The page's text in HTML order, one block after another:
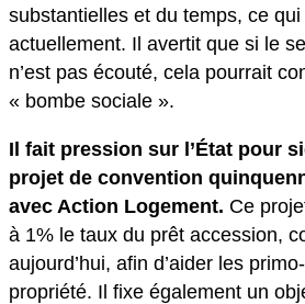
substantielles et du temps, ce
actuellement. Il avertit que si le
n’est pas écouté, cela pourrait
« bombe sociale ».
Il fait pression sur l’État pour
projet de convention
avec Action Logement. Ce
à 1% le taux du prêt accession,
aujourd’hui, afin d’aider les
propriété. Il fixe également un